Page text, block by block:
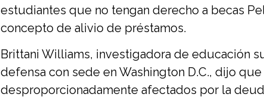
estudiantes que no tengan derecho a becas
concepto de alivio de préstamos.
Brittani Williams, investigadora de educación
defensa con sede en Washington D.C., dijo
desproporcionadamente afectados por la